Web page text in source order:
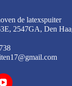
de latexspuiter
2547GA, Den